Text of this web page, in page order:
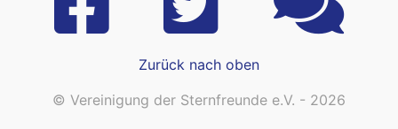
Zurück nach oben
© Vereinigung der Sternfreunde e.V. - 2026